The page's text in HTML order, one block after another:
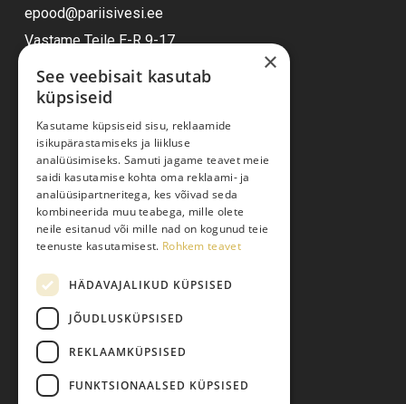
epood@pariisivesi.ee
Vastame Teile E-R 9-17
Ostuabi
Kauba kohaletoimetamine
Toodete tellimine
Maksmine
Järelmaks
Pretensiooni esitamine
Isikuandmete töötlemine
×
See veebisait kasutab
küpsiseid
Kasutame küpsiseid sisu, reklaamide
isikupärastamiseks ja liikluse
analüüsimiseks. Samuti jagame teavet meie
saidi kasutamise kohta oma reklaami- ja
analüüsipartneritega, kes võivad seda
kombineerida muu teabega, mille olete
neile esitanud või mille nad on kogunud teie
teenuste kasutamisest. Rohkem teavet
HÄDAVAJALIKUD KÜPSISED
JÕUDLUSKÜPSISED
REKLAAMKÜPSISED
FUNKTSIONAALSED KÜPSISED